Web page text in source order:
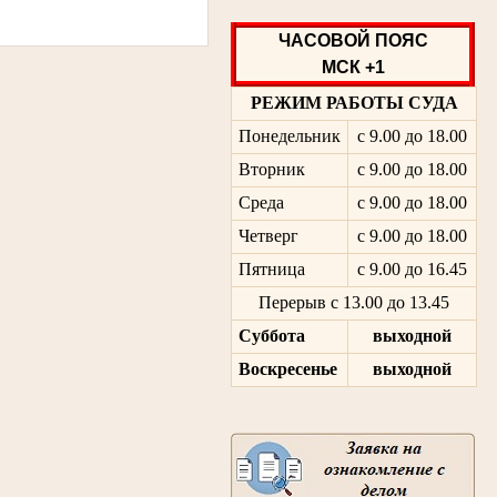
ЧАСОВОЙ ПОЯС
МСК +1
РЕЖИМ РАБОТЫ СУДА
Понедельник
с 9.00 до 18.00
Вторник
с 9.00 до 18.00
Среда
с 9.00 до 18.00
Четверг
с 9.00 до 18.00
Пятница
с 9.00 до 16.45
Перерыв с 13.00 до 13.45
Суббота
выходной
Воскресенье
выходной